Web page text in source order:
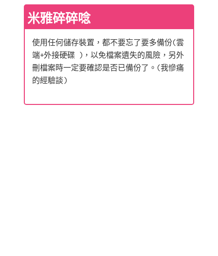
米雅碎碎唸
使用任何儲存裝置，都不要忘了要多備份(雲
端+外接硬碟 )，以免檔案遺失的風險，另外
刪檔案時一定要確認是否已備份了。(我慘痛
的經驗談)